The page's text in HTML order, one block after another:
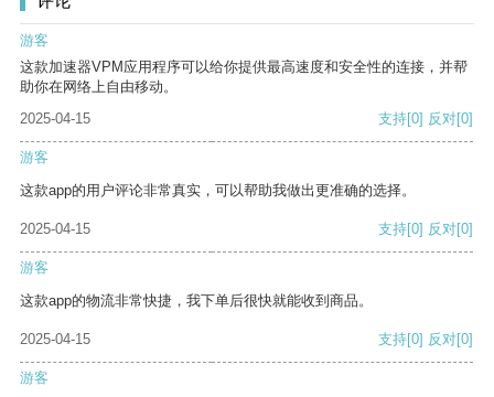
游客
这款加速器VPM应用程序可以给你提供最高速度和安全性的连接，并帮
助你在网络上自由移动。
2025-04-15
支持[0] 反对[0]
游客
这款app的用户评论非常真实，可以帮助我做出更准确的选择。
2025-04-15 支持[0] 反对[0]
游客
这款app的物流非常快捷，我下单后很快就能收到商品。
2025-04-15 支持[0] 反对[0]
游客